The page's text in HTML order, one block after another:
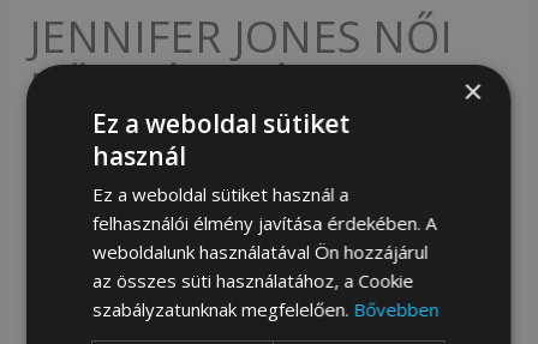
JENNIFER JONES NŐI
BŐR PÉNZTÁRCA 5198-
2 FEKETE – KIS MÉRET –
7 990Ft
Availability: Készleten
Vásárold meg ezt a terméket most, és szerezz
×
Ez a weboldal sütiket
használ
Ez a weboldal sütiket használ a
felhasználói élmény javítása érdekében. A
weboldalunk használatával Ön hozzájárul
az összes süti használatához, a Cookie
szabályzatunknak megfelelően. Bővebben